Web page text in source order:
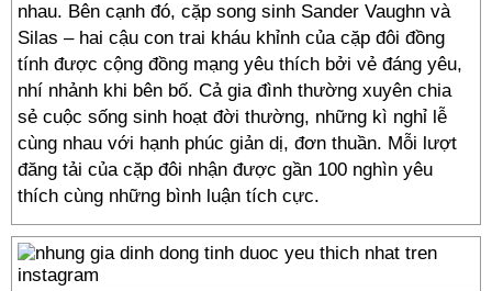
nhau. Bên cạnh đó, cặp song sinh Sander Vaughn và
Silas – hai cậu con trai kháu khỉnh của cặp đôi đồng
tính được cộng đồng mạng yêu thích bởi vẻ đáng yêu,
nhí nhảnh khi bên bố. Cả gia đình thường xuyên chia
sẻ cuộc sống sinh hoạt đời thường, những kì nghỉ lễ
cùng nhau với hạnh phúc giản dị, đơn thuần. Mỗi lượt
đăng tải của cặp đôi nhận được gần 100 nghìn yêu
thích cùng những bình luận tích cực.